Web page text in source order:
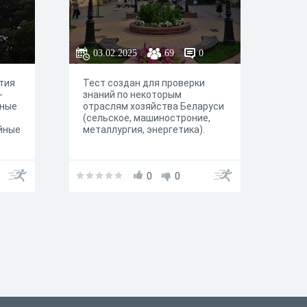
03.02.2025 69 0
Тест создан для проверки
знаний по некоторым
отраслям хозяйства Беларуси
(сельское, машиностроние,
металлургия, энергетика).
0 0